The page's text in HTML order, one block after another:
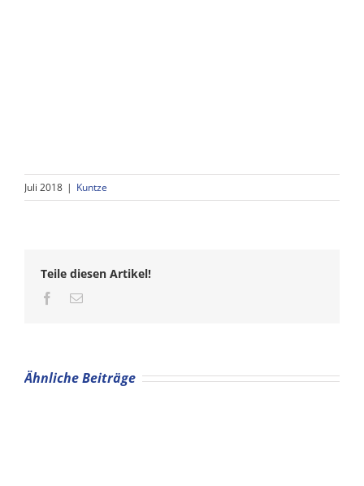
Juli 2018 | Kuntze
Teile diesen Artikel!
Facebook
Email
Ähnliche Beiträge